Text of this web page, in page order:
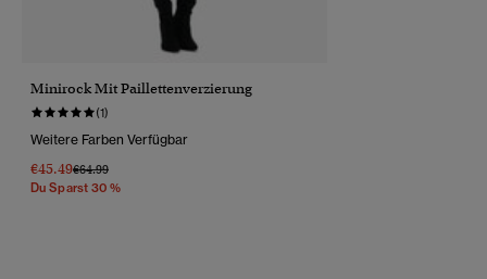
Minirock Mit Paillettenverzierung
(1)
Weitere Farben Verfügbar
€45.49Preis Wurde Reduziert Von
€64.99Bis
Du Sparst 30 %